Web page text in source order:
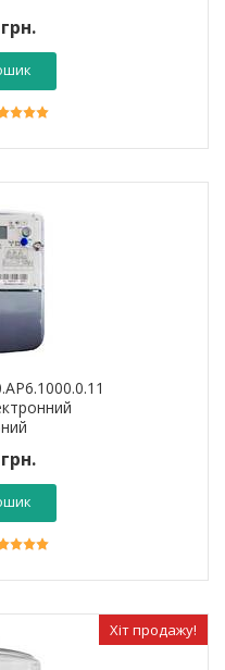
Хіт продажу!